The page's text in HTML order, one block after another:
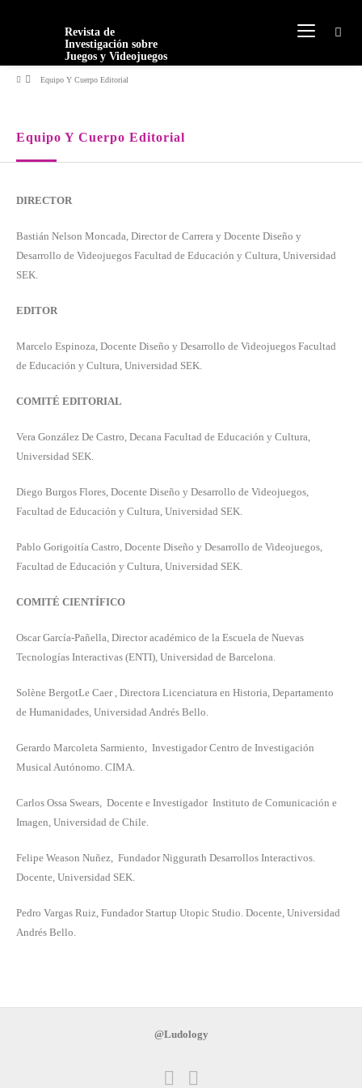
Revista de
Investigación sobre
Juegos y Videojuegos
Equipo Y Cuerpo Editorial
Equipo Y Cuerpo Editorial
DIRECTOR
Bastián Nelson Moncada, Director de Carrera y Docente Diseño y
Desarrollo de Videojuegos Facultad de Educación y Cultura, Universidad
SEK.
EDITOR
Marcelo Espinoza, Docente Diseño y Desarrollo de Videojuegos Facultad
de Educación y Cultura, Universidad SEK.
COMITÉ EDITORIAL
Vera González De Castro, Decana Facultad de Educación y Cultura,
Universidad SEK.
Diego Burgos Flores, Docente Diseño y Desarrollo de Videojuegos,
Facultad de Educación y Cultura, Universidad SEK.
Pablo Gorigoitía Castro, Docente Diseño y Desarrollo de Videojuegos,
Facultad de Educación y Cultura, Universidad SEK.
COMITÉ CIENTÍFICO
Oscar García-Pañella, Director académico de la Escuela de Nuevas
Tecnologías Interactivas (ENTI), Universidad de Barcelona.
Solène BergotLe Caer , Directora Licenciatura en Historia, Departamento
de Humanidades, Universidad Andrés Bello.
Gerardo Marcoleta Sarmiento, Investigador Centro de Investigación
Musical Autónomo. CIMA.
Carlos Ossa Swears, Docente e Investigador Instituto de Comunicación e
Imagen, Universidad de Chile.
Felipe Weason Nuñez, Fundador Niggurath Desarrollos Interactivos.
Docente, Universidad SEK.
Pedro Vargas Ruiz, Fundador Startup Utopic Studio. Docente, Universidad
Andrés Bello.
@Ludology